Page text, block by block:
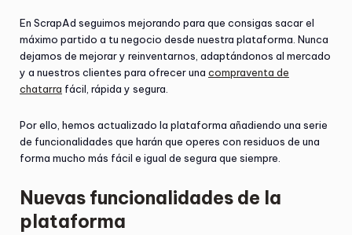
En ScrapAd seguimos mejorando para que consigas sacar el
máximo partido a tu negocio desde nuestra plataforma. Nunca
dejamos de mejorar y reinventarnos, adaptándonos al mercado
y a nuestros clientes para ofrecer una compraventa de
chatarra fácil, rápida y segura.
Por ello, hemos actualizado la plataforma añadiendo una serie
de funcionalidades que harán que operes con residuos de una
forma mucho más fácil e igual de segura que siempre.
Nuevas funcionalidades de la
plataforma